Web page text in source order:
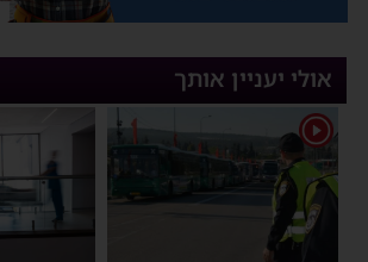
אולי יעניין אותך
1